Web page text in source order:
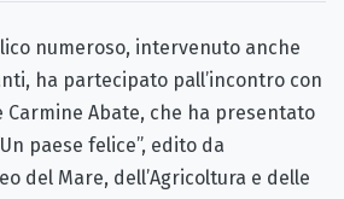
numeroso, intervenuto anche
ha partecipato pall’incontro con
Abate, che ha presentato
paese felice”, edito da
del Mare, dell’Agricoltura e delle